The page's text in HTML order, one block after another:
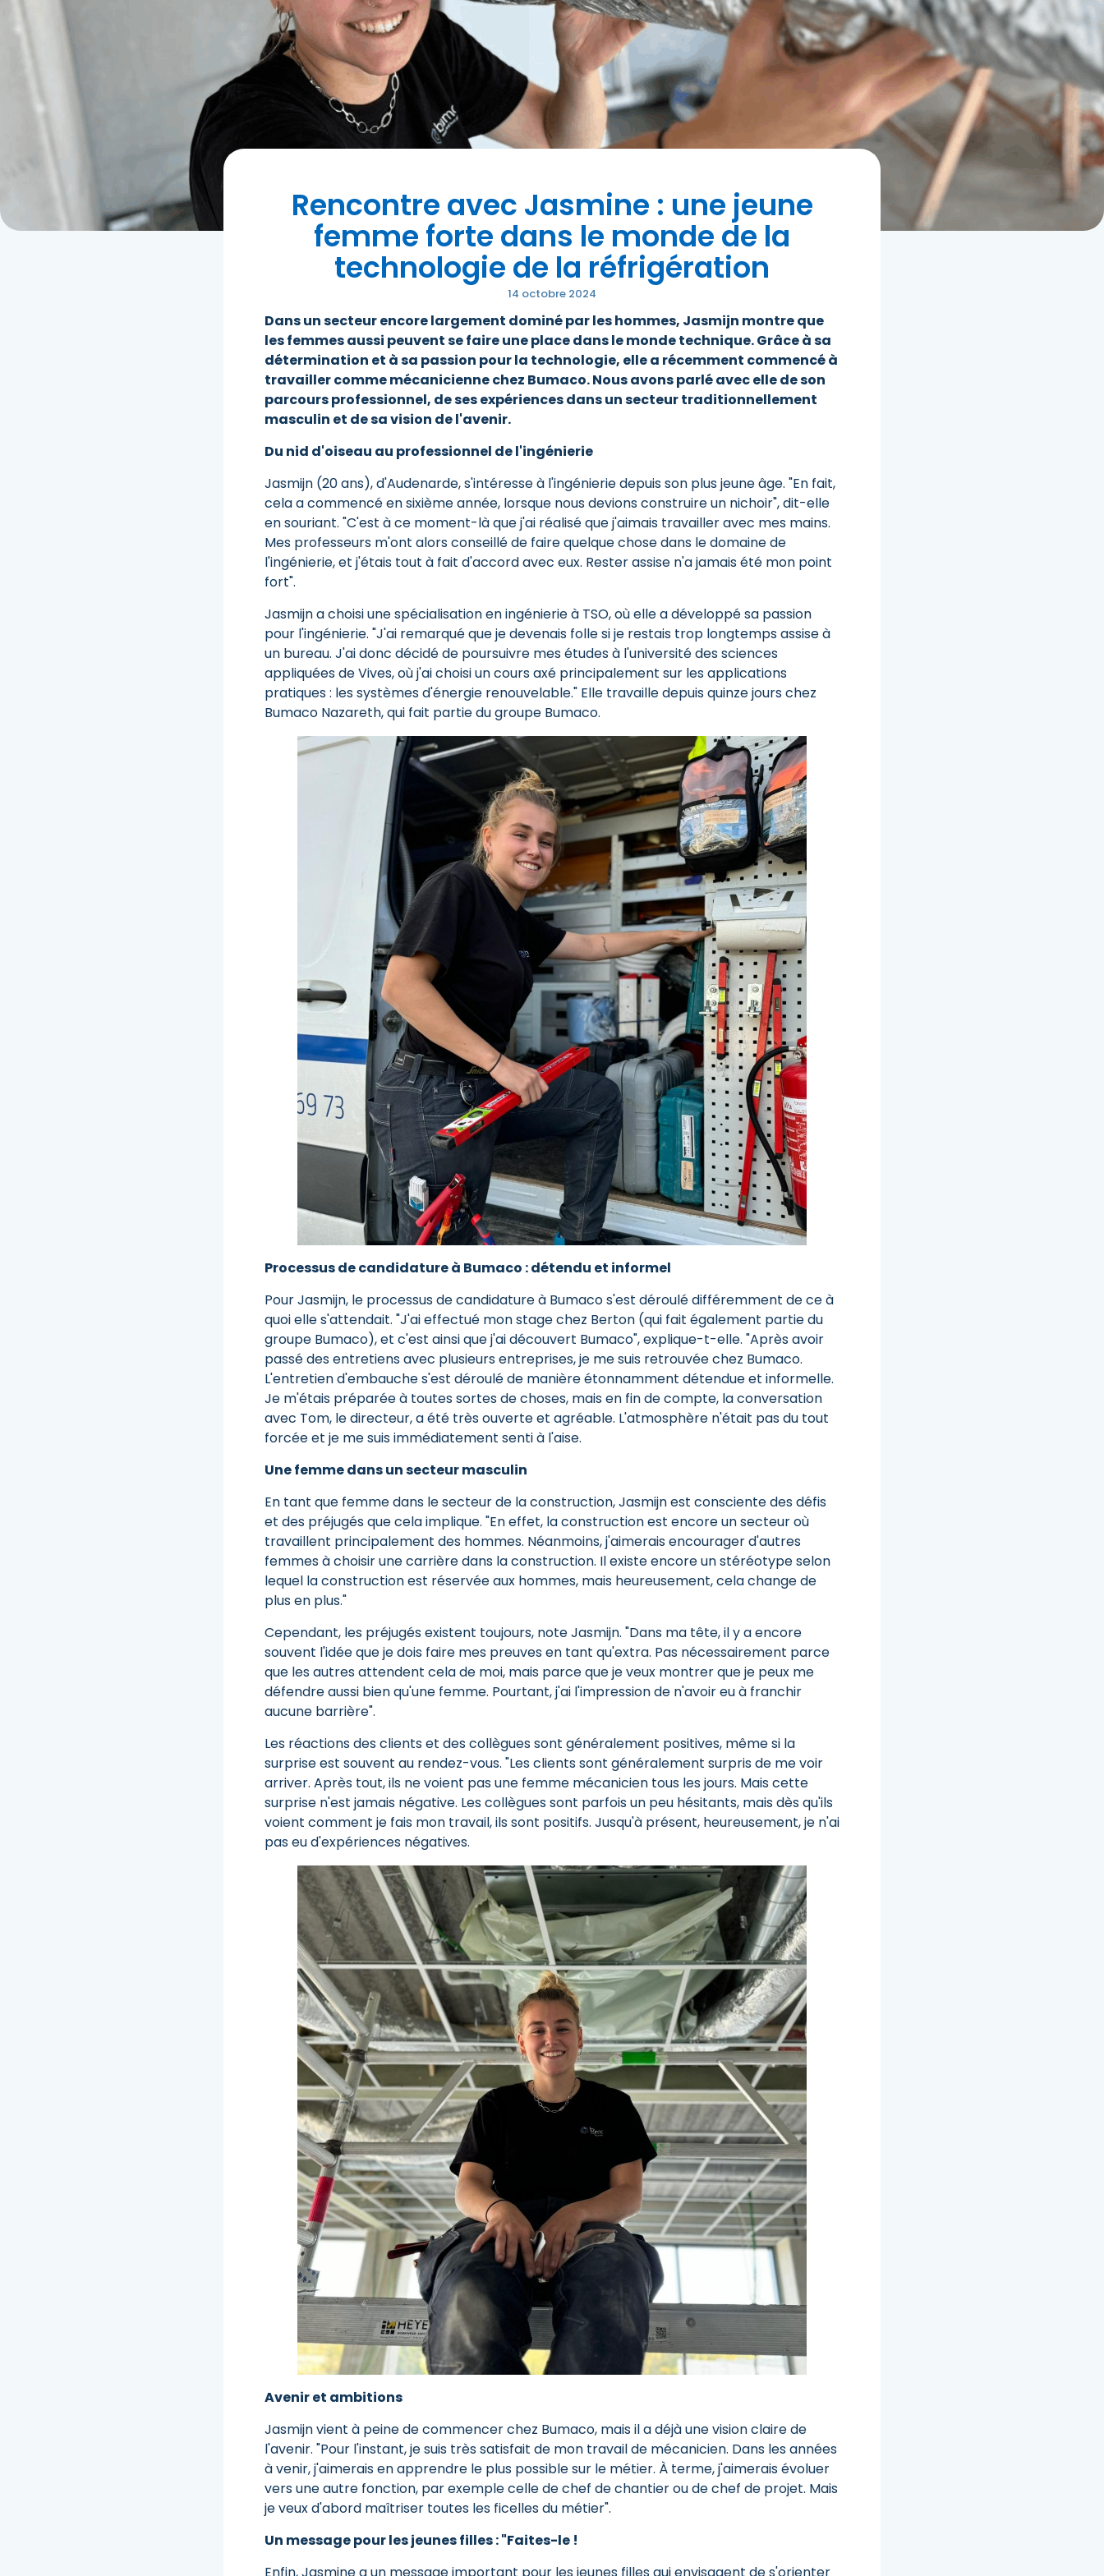
Rencontre avec Jasmine : une jeune
femme forte dans le monde de la
technologie de la réfrigération
14 octobre 2024
Dans un secteur encore largement dominé par les hommes, Jasmijn montre que
les femmes aussi peuvent se faire une place dans le monde technique. Grâce à sa
détermination et à sa passion pour la technologie, elle a récemment commencé à
travailler comme mécanicienne chez Bumaco. Nous avons parlé avec elle de son
parcours professionnel, de ses expériences dans un secteur traditionnellement
masculin et de sa vision de l'avenir.
Du nid d'oiseau au professionnel de l'ingénierie
Jasmijn (20 ans), d'Audenarde, s'intéresse à l'ingénierie depuis son plus jeune âge. "En fait,
cela a commencé en sixième année, lorsque nous devions construire un nichoir", dit-elle
en souriant. "C'est à ce moment-là que j'ai réalisé que j'aimais travailler avec mes mains.
Mes professeurs m'ont alors conseillé de faire quelque chose dans le domaine de
l'ingénierie, et j'étais tout à fait d'accord avec eux. Rester assise n'a jamais été mon point
fort".
Jasmijn a choisi une spécialisation en ingénierie à TSO, où elle a développé sa passion
pour l'ingénierie. "J'ai remarqué que je devenais folle si je restais trop longtemps assise à
un bureau. J'ai donc décidé de poursuivre mes études à l'université des sciences
appliquées de Vives, où j'ai choisi un cours axé principalement sur les applications
pratiques : les systèmes d'énergie renouvelable." Elle travaille depuis quinze jours chez
Bumaco Nazareth, qui fait partie du groupe Bumaco.
Processus de candidature à Bumaco : détendu et informel
Pour Jasmijn, le processus de candidature à Bumaco s'est déroulé différemment de ce à
quoi elle s'attendait. "J'ai effectué mon stage chez Berton (qui fait également partie du
groupe Bumaco), et c'est ainsi que j'ai découvert Bumaco", explique-t-elle. "Après avoir
passé des entretiens avec plusieurs entreprises, je me suis retrouvée chez Bumaco.
L'entretien d'embauche s'est déroulé de manière étonnamment détendue et informelle.
Je m'étais préparée à toutes sortes de choses, mais en fin de compte, la conversation
avec Tom, le directeur, a été très ouverte et agréable. L'atmosphère n'était pas du tout
forcée et je me suis immédiatement senti à l'aise.
Une femme dans un secteur masculin
En tant que femme dans le secteur de la construction, Jasmijn est consciente des défis
et des préjugés que cela implique. "En effet, la construction est encore un secteur où
travaillent principalement des hommes. Néanmoins, j'aimerais encourager d'autres
femmes à choisir une carrière dans la construction. Il existe encore un stéréotype selon
lequel la construction est réservée aux hommes, mais heureusement, cela change de
plus en plus."
Cependant, les préjugés existent toujours, note Jasmijn. "Dans ma tête, il y a encore
souvent l'idée que je dois faire mes preuves en tant qu'extra. Pas nécessairement parce
que les autres attendent cela de moi, mais parce que je veux montrer que je peux me
défendre aussi bien qu'une femme. Pourtant, j'ai l'impression de n'avoir eu à franchir
aucune barrière".
Les réactions des clients et des collègues sont généralement positives, même si la
surprise est souvent au rendez-vous. "Les clients sont généralement surpris de me voir
arriver. Après tout, ils ne voient pas une femme mécanicien tous les jours. Mais cette
surprise n'est jamais négative. Les collègues sont parfois un peu hésitants, mais dès qu'ils
voient comment je fais mon travail, ils sont positifs. Jusqu'à présent, heureusement, je n'ai
pas eu d'expériences négatives.
Avenir et ambitions
Jasmijn vient à peine de commencer chez Bumaco, mais il a déjà une vision claire de
l'avenir. "Pour l'instant, je suis très satisfait de mon travail de mécanicien. Dans les années
à venir, j'aimerais en apprendre le plus possible sur le métier. À terme, j'aimerais évoluer
vers une autre fonction, par exemple celle de chef de chantier ou de chef de projet. Mais
je veux d'abord maîtriser toutes les ficelles du métier".
Un message pour les jeunes filles : "Faites-le !